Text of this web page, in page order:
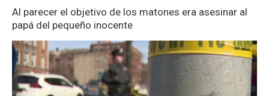
Al parecer el objetivo de los matones era asesinar al
papá del pequeño inocente